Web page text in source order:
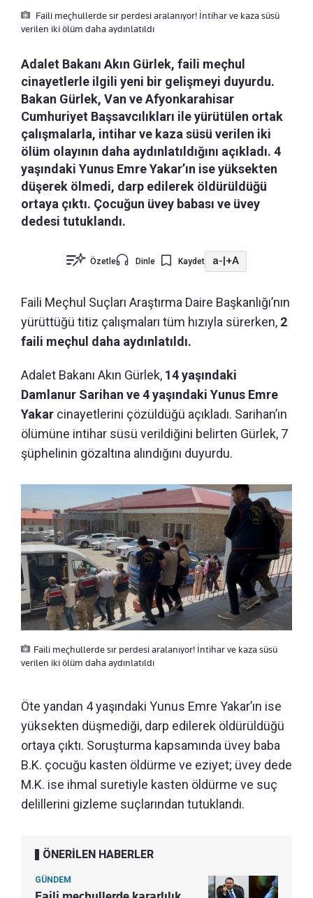
Faili meçhullerde sır perdesi aralanıyor! İntihar ve kaza süsü
verilen iki ölüm daha aydınlatıldı
Adalet Bakanı Akın Gürlek, faili meçhul
cinayetlerle ilgili yeni bir gelişmeyi duyurdu.
Bakan Gürlek, Van ve Afyonkarahisar
Cumhuriyet Başsavcılıkları ile yürütülen ortak
çalışmalarla, intihar ve kaza süsü verilen iki
ölüm olayının daha aydınlatıldığını açıkladı. 4
yaşındaki Yunus Emre Yakar’ın ise yüksekten
düşerek ölmedi, darp edilerek öldürüldüğü
ortaya çıktı. Çocuğun üvey babası ve üvey
dedesi tutuklandı.
Özetle Dinle Kaydet a-|+A
Faili Meçhul Suçları Araştırma Daire Başkanlığı’nın
yürüttüğü titiz çalışmaları tüm hızıyla sürerken, 2
faili meçhul daha aydınlatıldı.
Adalet Bakanı Akın Gürlek, 14 yaşındaki
Damlanur Sarihan ve 4 yaşındaki Yunus Emre
Yakar cinayetlerini çözüldüğü açıkladı. Sarihan’ın
ölümüne intihar süsü verildiğini belirten Gürlek, 7
şüphelinin gözaltına alındığını duyurdu.
Faili meçhullerde sır perdesi aralanıyor! İntihar ve kaza süsü
verilen iki ölüm daha aydınlatıldı
Öte yandan 4 yaşındaki Yunus Emre Yakar’ın ise
yüksekten düşmediği, darp edilerek öldürüldüğü
ortaya çıktı. Soruşturma kapsamında üvey baba
B.K. çocuğu kasten öldürme ve eziyet; üvey dede
M.K. ise ihmal suretiyle kasten öldürme ve suç
delillerini gizleme suçlarından tutuklandı.
ÖNERİLEN HABERLER
GÜNDEM